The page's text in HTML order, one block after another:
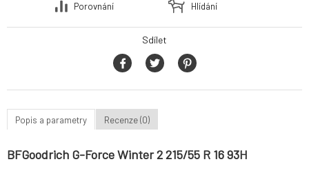
Porovnání
Hlídání
Sdílet
Popis a parametry Recenze (0)
BFGoodrich G-Force Winter 2 215/55 R 16 93H